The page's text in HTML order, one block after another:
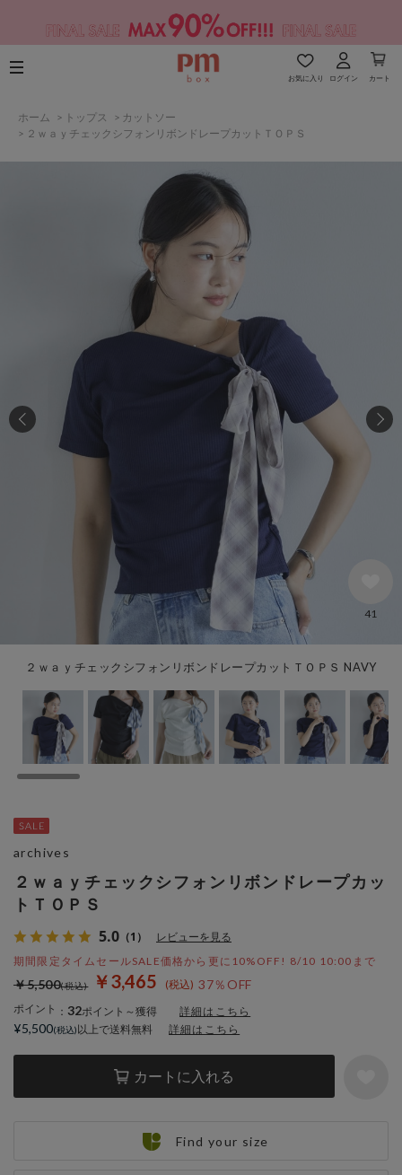
お気に入り ログイン カート
ホーム > トップス > カットソー
> ２ｗａｙチェックシフォンリボンドレープカットＴＯＰＳ
２ｗａｙチェックシフォンリボンドレープカットＴＯＰＳ NAVY
41
２ｗａｙチェックシフォンリボンドレープカッ
トＴＯＰＳ
5.0 （1） レビューを見る
期間限定タイムセールSALE価格から更に10%OFF! 8/10 10:00まで
￥3,465 37％OFF
￥5,500
ポイント ： 32ポイント～獲得 詳細はこちら
カートに入れる
archives
¥5,500 以上で送料無料 詳細はこちら
Find your size